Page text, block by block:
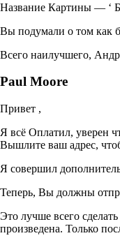
Название Картины — ‘
Вы подумали о том как
Всего наилучшего,
Paul Moore
Привет ,
Я всё Оплатил, уверен
Вышлите ваш адрес,
Я совершил
Теперь, Вы должны
Это лучше всего
произведена. Только